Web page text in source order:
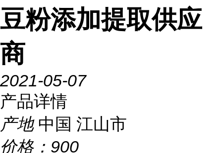
豆粉添加提取供应
商
2021-05-07
产品详情
产地 中国 江山市
价格： 900